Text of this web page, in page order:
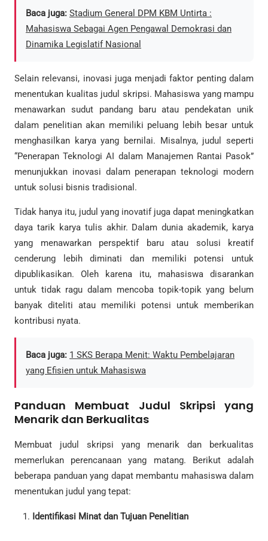
Baca juga: Stadium General DPM KBM Untirta :
Mahasiswa Sebagai Agen Pengawal Demokrasi dan
Dinamika Legislatif Nasional
Selain relevansi, inovasi juga menjadi faktor penting dalam
menentukan kualitas judul skripsi. Mahasiswa yang mampu
menawarkan sudut pandang baru atau pendekatan unik
dalam penelitian akan memiliki peluang lebih besar untuk
menghasilkan karya yang bernilai. Misalnya, judul seperti
“Penerapan Teknologi AI dalam Manajemen Rantai Pasok”
menunjukkan inovasi dalam penerapan teknologi modern
untuk solusi bisnis tradisional.
Tidak hanya itu, judul yang inovatif juga dapat meningkatkan
daya tarik karya tulis akhir. Dalam dunia akademik, karya
yang menawarkan perspektif baru atau solusi kreatif
cenderung lebih diminati dan memiliki potensi untuk
dipublikasikan. Oleh karena itu, mahasiswa disarankan
untuk tidak ragu dalam mencoba topik-topik yang belum
banyak diteliti atau memiliki potensi untuk memberikan
kontribusi nyata.
Baca juga: 1 SKS Berapa Menit: Waktu Pembelajaran
yang Efisien untuk Mahasiswa
Panduan Membuat Judul Skripsi yang
Menarik dan Berkualitas
Membuat judul skripsi yang menarik dan berkualitas
memerlukan perencanaan yang matang. Berikut adalah
beberapa panduan yang dapat membantu mahasiswa dalam
menentukan judul yang tepat:
Identifikasi Minat dan Tujuan Penelitian